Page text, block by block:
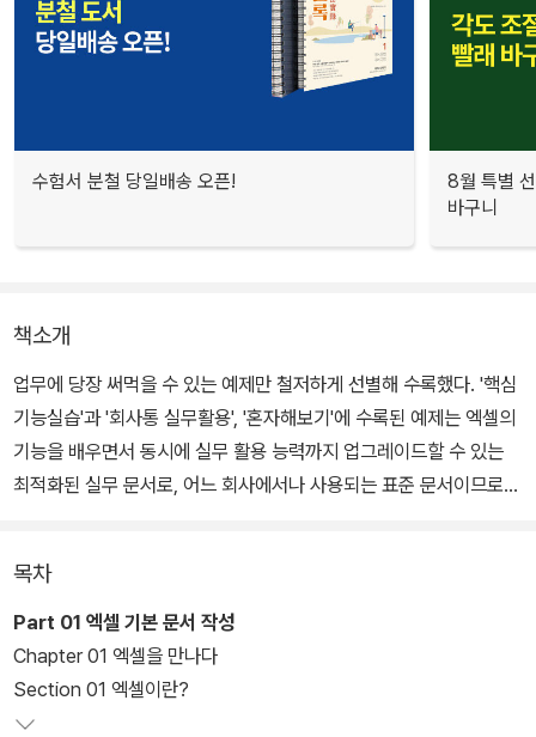
수험서 분철 당일배송 오픈!
8월 특별
바구니
책소개
업무에 당장 써먹을 수 있는 예제만 철저하게 선별해 수록했다. '핵심
기능실습'과 '회사통 실무활용', '혼자해보기'에 수록된 예제는 엑셀의
기능을 배우면서 동시에 실무 활용 능력까지 업그레이드할 수 있는
최적화된 실무 문서로, 어느 회사에서나 사용되는 표준 문서이므로
엑셀을 다루는 데 반드시 알고 있어야 할 기능으로 구성했다. 엑셀의
기본 기능부터 필수 기능까지 빠르게 익혀 엑셀을 능숙하게 다룰 수
있도록 도와준다. 또한 회사에서 엑셀 업무를 할 때 자주 사용하는 문
서로 구성하고, '핵심기능실습'과 '회사통 실무활용'에서 배운 내용을
다시 한 번 복습할 수 있도록 하였다.
목차
Part 01 엑셀 기본 문서 작성
Chapter 01 엑셀을 만나다
Section 01 엑셀이란?